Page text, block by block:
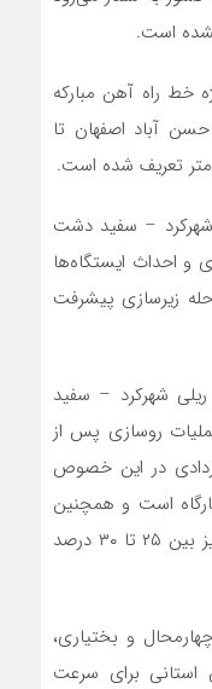
است.
خط راه آهن مبارکه
آباد اصفهان تا
شهرکرد – سفید دشت
و احداث ایستگاه‌ها
زیرسازی پیشرفت
شهرکرد – سفید
روسازی پس از
در این خصوص
است و همچنین
در خصوص احداث ایستگاه راه آهن نیز بین ۲۵ تا ۳۰ درصد
و بختیاری،
برای سرعت